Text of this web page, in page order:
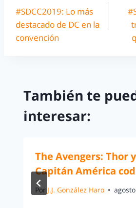
#SDCC2019: Lo más
destacado de DC en la
convención
También te
interesar:
The Avengers: Thor
Capitán América
Por J.J. González Haro